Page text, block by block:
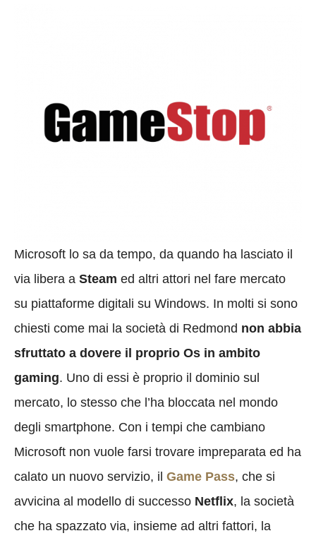
Microsoft lo sa da tempo, da quando ha lasciato il
via libera a Steam ed altri attori nel fare mercato
su piattaforme digitali su Windows. In molti si sono
chiesti come mai la società di Redmond non abbia
sfruttato a dovere il proprio Os in ambito
gaming. Uno di essi è proprio il dominio sul
mercato, lo stesso che l’ha bloccata nel mondo
degli smartphone. Con i tempi che cambiano
Microsoft non vuole farsi trovare impreparata ed ha
calato un nuovo servizio, il Game Pass, che si
avvicina al modello di successo Netflix, la società
che ha spazzato via, insieme ad altri fattori, la